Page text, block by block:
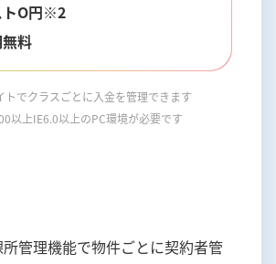
トO円※2
料
でクラスごとに入金を管理できます
上IE6.0以上のPC環境が必要です
所管理機能で物件ごとに契約者管